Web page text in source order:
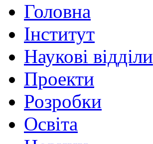
Головна
Інститут
Наукові відділи
Проекти
Розробки
Освіта